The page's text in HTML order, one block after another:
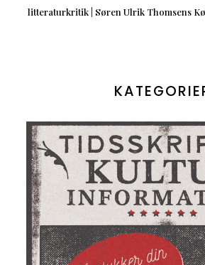
litteraturkritik | Søren Ulrik Thomsens